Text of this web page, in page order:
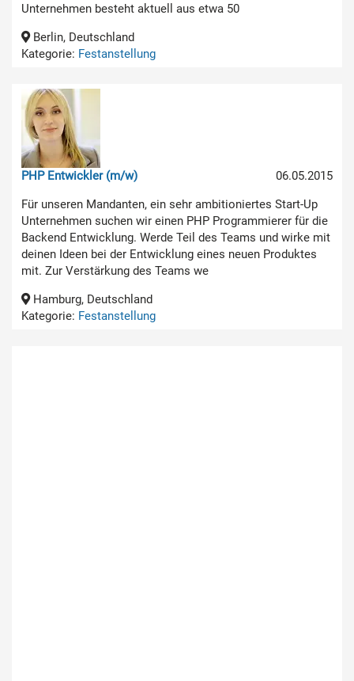
Unternehmen besteht aktuell aus etwa 50
Berlin, Deutschland
Kategorie: Festanstellung
06.05.2015
PHP Entwickler (m/w)
Für unseren Mandanten, ein sehr ambitioniertes Start-Up
Unternehmen suchen wir einen PHP Programmierer für die
Backend Entwicklung. Werde Teil des Teams und wirke mit
deinen Ideen bei der Entwicklung eines neuen Produktes
mit. Zur Verstärkung des Teams we
Hamburg, Deutschland
Kategorie: Festanstellung